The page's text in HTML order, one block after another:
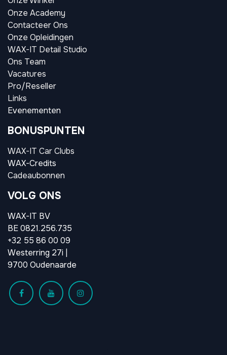
Onze Academy
Contacteer Ons
Onze Opleidingen
WAX-IT Detail Studio
Ons Team
Vacatures
Pro/Reseller
Links
Evenementen
BONUSPUNTEN
WAX-IT Car Clubs
WAX-Credits
Cadeaubonnen
VOLG ONS
WAX-IT BV
BE 0821.256.735
+32 55 86 00 09
Westerring 27i |
9700 Oudenaarde